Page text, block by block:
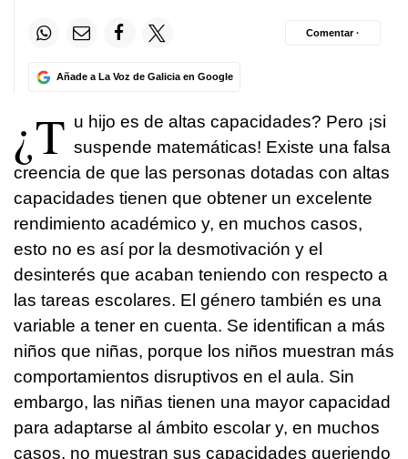
Añade a La Voz de Galicia en Google
Comentar ·
¿T u hijo es de altas capacidades? Pero ¡si
suspende matemáticas! Existe una falsa
creencia de que las personas dotadas con altas
capacidades tienen que obtener un excelente
rendimiento académico y, en muchos casos,
esto no es así por la desmotivación y el
desinterés que acaban teniendo con respecto a
las tareas escolares. El género también es una
variable a tener en cuenta. Se identifican a más
niños que niñas, porque los niños muestran más
comportamientos disruptivos en el aula. Sin
embargo, las niñas tienen una mayor capacidad
para adaptarse al ámbito escolar y, en muchos
casos, no muestran sus capacidades queriendo